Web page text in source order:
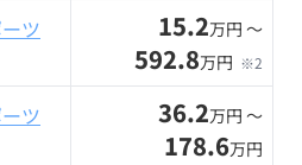
ツ
15.2万円 〜
592.8万円 ※2
ツ
36.2万円 〜
178.6万円